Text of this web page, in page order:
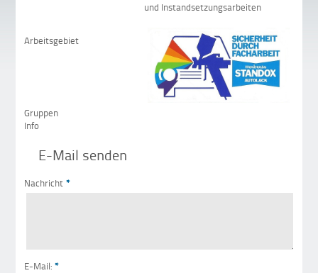
Arbeitsgebiet
und Instandsetzungsarbeiten
Gruppen
Info
E-Mail senden
Nachricht *
E-Mail: *